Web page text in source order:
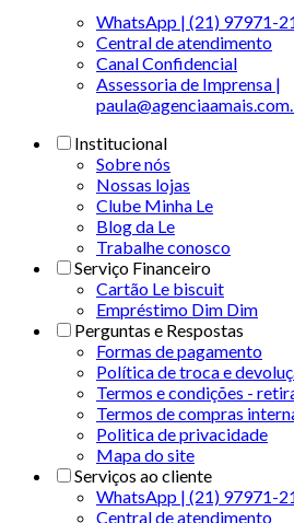
WhatsApp | (21) 97971-
Central de atendimento
Canal Confidencial
Assessoria de Imprensa |
Institucional
Sobre nós
Nossas lojas
Clube Minha Le
Blog da Le
Trabalhe conosco
Serviço Financeiro
Cartão Le biscuit
Empréstimo Dim Dim
Perguntas e Respostas
Formas de pagamento
Política de troca e
Termos e condições -
Termos de compras
Politica de privacidade
Mapa do site
Serviços ao cliente
WhatsApp | (21) 97971-
Central de atendimento